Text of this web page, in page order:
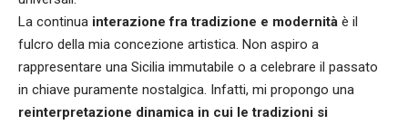
La continua interazione fra tradizione e modernità è il
fulcro della mia concezione artistica. Non aspiro a
rappresentare una Sicilia immutabile o a celebrare il passato
in chiave puramente nostalgica. Infatti, mi propongo una
reinterpretazione dinamica in cui le tradizioni si